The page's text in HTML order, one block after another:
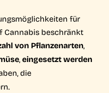
für
Cannabis beschränkt
von Pflanzenarten,
,eingesetzt werden
die